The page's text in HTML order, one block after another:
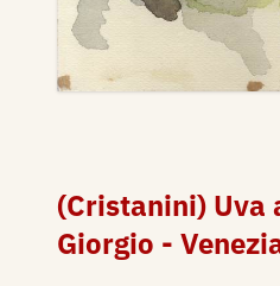
(Cristanini) Uva
Giorgio -